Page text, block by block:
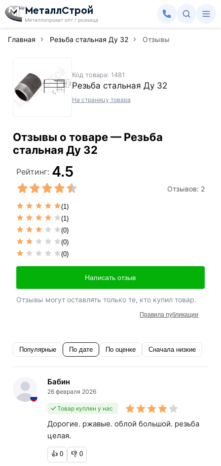
МеталлСтрой
Металлопрокат опт / розница
Главная Резьба стальная Ду 32 Отзывы
Код товара: 1481
Резьба стальная Ду 32
На страницу товара
Отзывы о товаре — Резьба
стальная Ду 32
Популярные По дате По оценке Сначала низкие
Бабин
26 февраля 2026
Товар куплен у нас
Дорогие. ржавые. облой большой. резьба
целая.
👍 0 👎 0
Рейтинг: 4.5
Отзывов: 2
(1)
(1)
(0)
(0)
(0)
Написать отзыв
Отзывы могут оставлять только те, кто купил товар.
Правила публикации